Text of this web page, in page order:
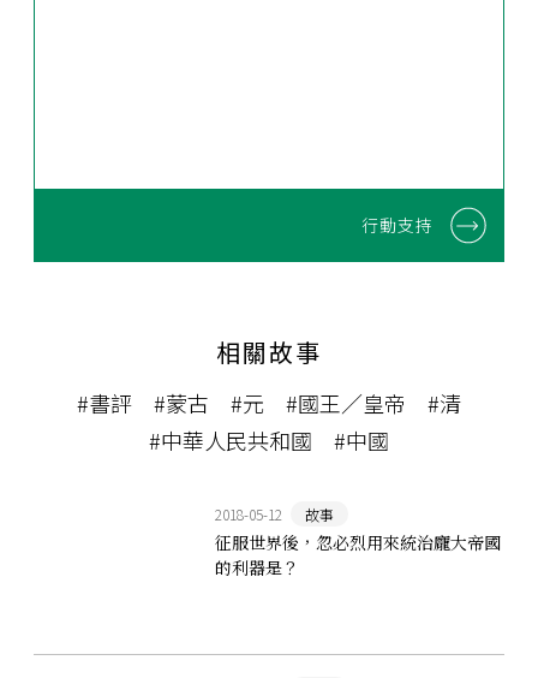
行動支持
相關故事
#書評 #蒙古 #元 #國王／皇帝
#清
#中華人民共和國
#中國
2018-05-12 故事
征服世界後，忽必烈用來統治龐大帝國
的利器是？